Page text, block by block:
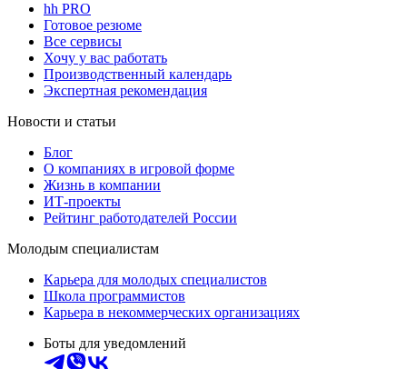
hh PRO
Готовое резюме
Все сервисы
Хочу у вас работать
Производственный календарь
Экспертная рекомендация
Новости и статьи
Блог
О компаниях в игровой форме
Жизнь в компании
ИТ-проекты
Рейтинг работодателей России
Молодым специалистам
Карьера для молодых специалистов
Школа программистов
Карьера в некоммерческих организациях
Боты для уведомлений